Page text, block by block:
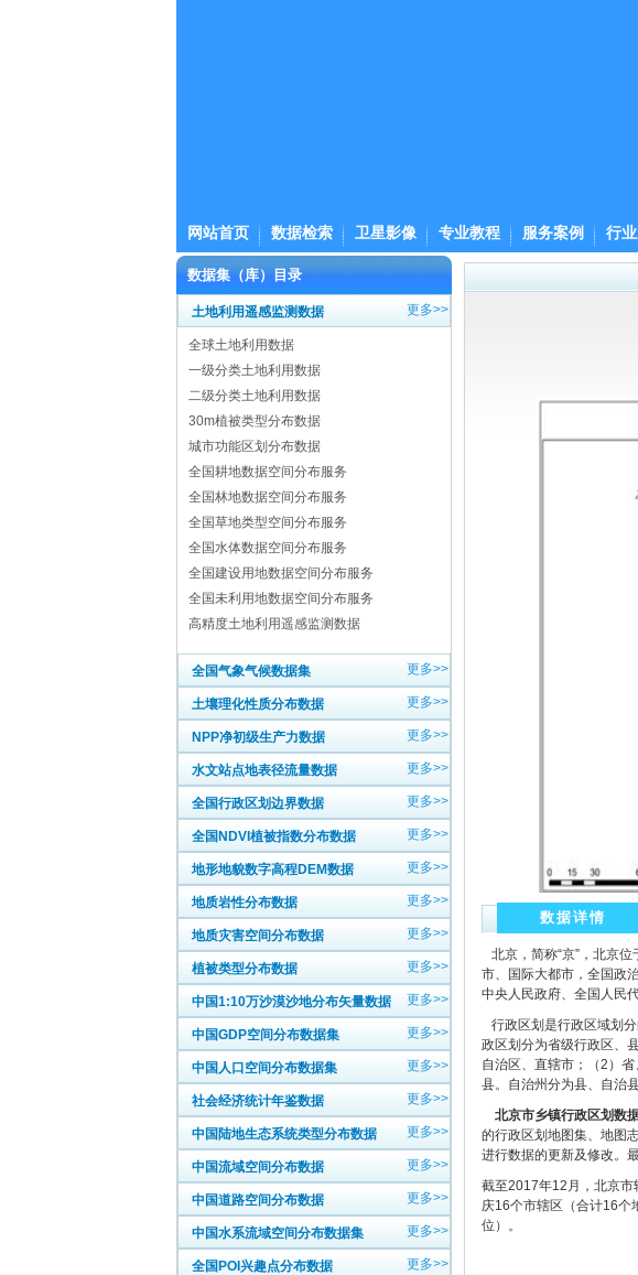
网站首页 数据检索 卫星影像 专业教程 服务案例 行
数据集（库）目录
土地利用遥感监测数据 更多>>
全球土地利用数据
一级分类土地利用数据
二级分类土地利用数据
30m植被类型分布数据
城市功能区划分布数据
全国耕地数据空间分布服务
全国林地数据空间分布服务
全国草地类型空间分布服务
全国水体数据空间分布服务
全国建设用地数据空间分布服务
全国未利用地数据空间分布服务
高精度土地利用遥感监测数据
全国气象气候数据集 更多>>
土壤理化性质分布数据 更多>>
NPP净初级生产力数据 更多>>
水文站点地表径流量数据 更多>>
全国行政区划边界数据 更多>>
全国NDVI植被指数分布数据 更多>>
地形地貌数字高程DEM数据 更多>>
地质岩性分布数据 更多>>
地质灾害空间分布数据 更多>>
植被类型分布数据 更多>>
中国1:10万沙漠沙地分布矢量数据 更多>>
中国GDP空间分布数据集 更多>>
中国人口空间分布数据集 更多>>
社会经济统计年鉴数据 更多>>
中国陆地生态系统类型分布数据 更多>>
中国流域空间分布数据 更多>>
中国道路空间分布数据 更多>>
中国水系流域空间分布数据集 更多>>
全国POI兴趣点分布数据 更多>>
数据详情
北京，简称“京”，北京
市、国际大都市，全国政
中央人民政府、全国人民
行政区划是行政区域划
政区划分为省级行政区、
自治区、直辖市；（2）
县。自治州分为县、自治
北京市乡镇行政区划数
的行政区划地图集、地图
进行数据的更新及修改。
截至2017年12月，北京市
庆16个市辖区（合计16个
位）。